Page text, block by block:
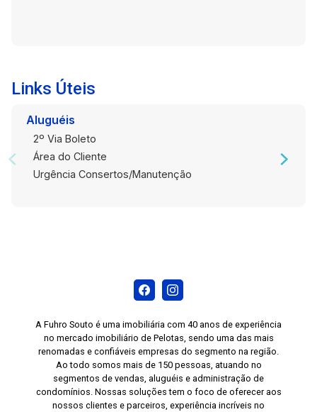
Links Úteis
Aluguéis
2º Via Boleto
Área do Cliente
Urgência Consertos/Manutenção
A Fuhro Souto é uma imobiliária com 40 anos de experiência
no mercado imobiliário de Pelotas, sendo uma das mais
renomadas e confiáveis empresas do segmento na região.
Ao todo somos mais de 150 pessoas, atuando no
segmentos de vendas, aluguéis e administração de
condomínios. Nossas soluções tem o foco de oferecer aos
nossos clientes e parceiros, experiência incríveis no